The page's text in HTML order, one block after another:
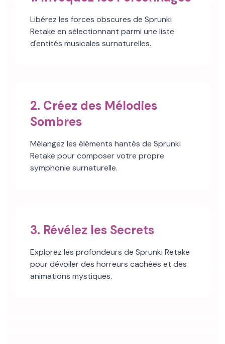
Libérez les forces obscures de Sprunki
Retake en sélectionnant parmi une liste
d'entités musicales surnaturelles.
2. Créez des Mélodies
Sombres
Mélangez les éléments hantés de Sprunki
Retake pour composer votre propre
symphonie surnaturelle.
3. Révélez les Secrets
Explorez les profondeurs de Sprunki Retake
pour dévoiler des horreurs cachées et des
animations mystiques.